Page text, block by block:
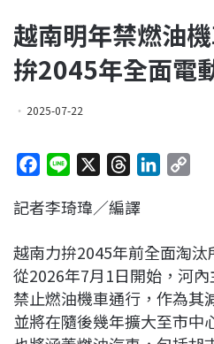
越南明年禁燃油
拚2045年全面電
2025-07-22
c
b
o
o
k
n
r
a
d
s
e
d
I
n
L
i
n
k
記者李琦瑋／編譯
越南力拚2045年前全面淘
從2026年7月1日開始，河
禁止燃油機車通行，作為其
並將在隨後幾年擴大至市中